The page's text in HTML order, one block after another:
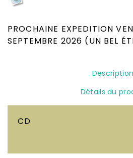
PROCHAINE EXPEDITION
SEPTEMBRE 2026 (UN BEL
Description
Détails du
CD